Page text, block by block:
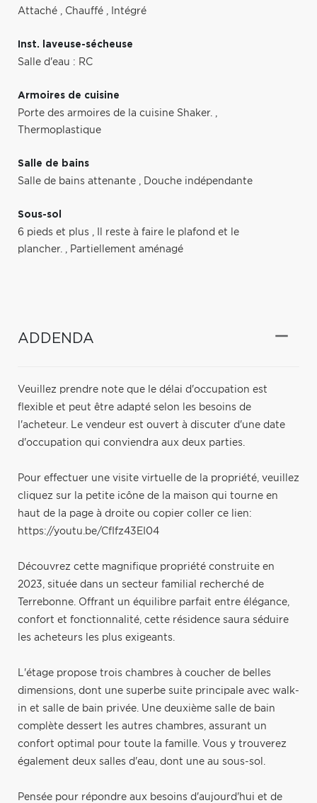
Attaché , Chauffé , Intégré
Inst. laveuse-sécheuse
Salle d'eau : RC
Armoires de cuisine
Porte des armoires de la cuisine Shaker. ,
Thermoplastique
Salle de bains
Salle de bains attenante , Douche indépendante
Sous-sol
6 pieds et plus ,
Il reste à faire le plafond et le
plancher. , Partiellement aménagé
ADDENDA
Veuillez prendre note que le délai d'occupation est
flexible et peut être adapté selon les besoins de
l'acheteur. Le vendeur est ouvert à discuter d'une date
d'occupation qui conviendra aux deux parties.
Pour effectuer une visite virtuelle de la propriété, veuillez
cliquez sur la petite icône de la maison qui tourne en
haut de la page à droite ou copier coller ce lien:
https://youtu.be/CfIfz43EI04
Découvrez cette magnifique propriété construite en
2023, située dans un secteur familial recherché de
Terrebonne. Offrant un équilibre parfait entre élégance,
confort et fonctionnalité, cette résidence saura séduire
les acheteurs les plus exigeants.
L'étage propose trois chambres à coucher de belles
dimensions, dont une superbe suite principale avec walk-
in et salle de bain privée. Une deuxième salle de bain
complète dessert les autres chambres, assurant un
confort optimal pour toute la famille. Vous y trouverez
également deux salles d'eau, dont une au sous-sol.
Pensée pour répondre aux besoins d'aujourd'hui et de